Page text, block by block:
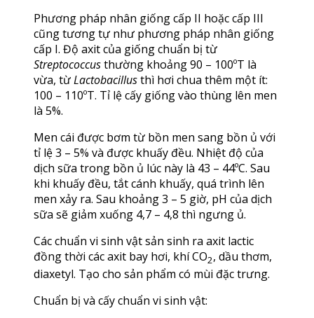
Phương pháp nhân giống cấp II hoặc cấp III
cũng tương tự như phương pháp nhân giống
cấp I. Độ axit của giống chuẩn bị từ
Streptococcusthường khoảng 90 – 100ºT là
vừa, từLactobacillusthì hơi chua thêm một ít:
100 – 110ºT. Tỉ lệ cấy giống vào thùng lên men
là 5%.
Men cái được bơm từ bồn men sang bồn ủ với
tỉ lệ 3 – 5% và được khuấy đều. Nhiệt độ của
dịch sữa trong bồn ủ lúc này là 43 – 44ºC. Sau
khi khuấy đều, tắt cánh khuấy, quá trình lên
men xảy ra. Sau khoảng 3 – 5 giờ, pH của dịch
sữa sẽ giảm xuống 4,7 – 4,8 thì ngưng ủ.
Các chuẩn vi sinh vật sản sinh ra axit lactic
đồng thời các axit bay hơi, khí CO2, dầu thơm,
diaxetyl. Tạo cho sản phẩm có mùi đặc trưng.
Chuẩn bị và cấy chuẩn vi sinh vật: